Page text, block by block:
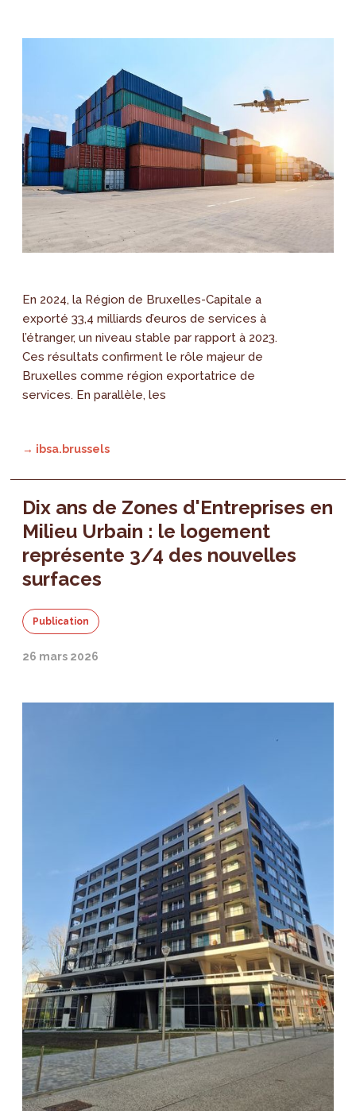
En 2024, la Région de Bruxelles-Capitale a
exporté 33,4 milliards d’euros de services à
l’étranger, un niveau stable par rapport à 2023.
Ces résultats confirment le rôle majeur de
Bruxelles comme région exportatrice de
services. En parallèle, les
→ ibsa.brussels
Dix ans de Zones d'Entreprises en
Milieu Urbain : le logement
représente 3/4 des nouvelles
surfaces
Publication
26 mars 2026